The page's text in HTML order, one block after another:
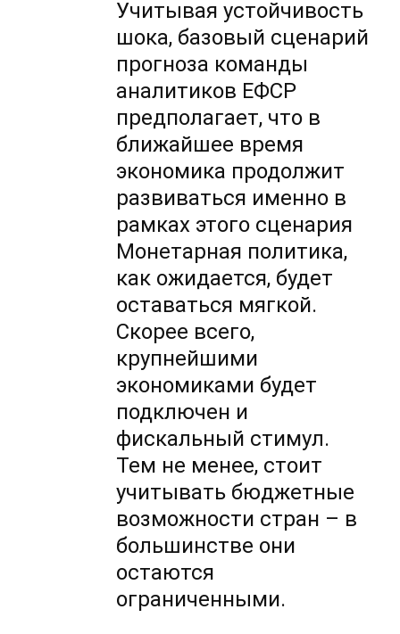
Учитывая устойчивость
шока, базовый сценарий
прогноза команды
аналитиков ЕФСР
предполагает, что в
ближайшее время
экономика продолжит
развиваться именно в
рамках этого сценария
Монетарная политика,
как ожидается, будет
оставаться мягкой.
Скорее всего,
крупнейшими
экономиками будет
подключен и
фискальный стимул.
Тем не менее, стоит
учитывать бюджетные
возможности стран – в
большинстве они
остаются
ограниченными.